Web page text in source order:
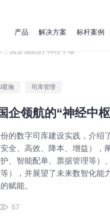
产品 解决方案 标杆案例
国企领航的“神经中枢”
星瀚 司库管理
企领航的“神经中
的数字司库建设实践，介绍
全、高效、降本、增益），
、智能配单、票据管理等）
），并展望了未来数智化能
赋能。
57